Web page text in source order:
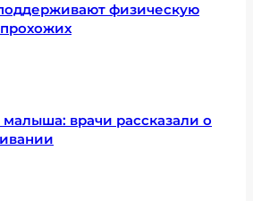
физическую
врачи рассказали о